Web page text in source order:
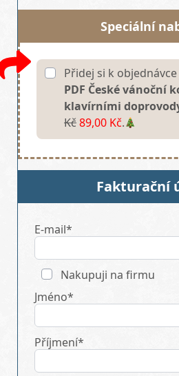
Speciální
Přidej si k
PDF České vánoční
klavírními
Kč89,00 Kč.
Fakturační
E-mail*
Nakupuji na firmu
Jméno*
Příjmení*